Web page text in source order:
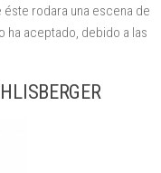
éste rodara una escena de
ha aceptado, debido a las